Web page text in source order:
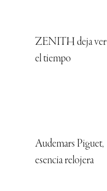
ZENITH deja ver
el tiempo
Audemars Piguet,
esencia relojera